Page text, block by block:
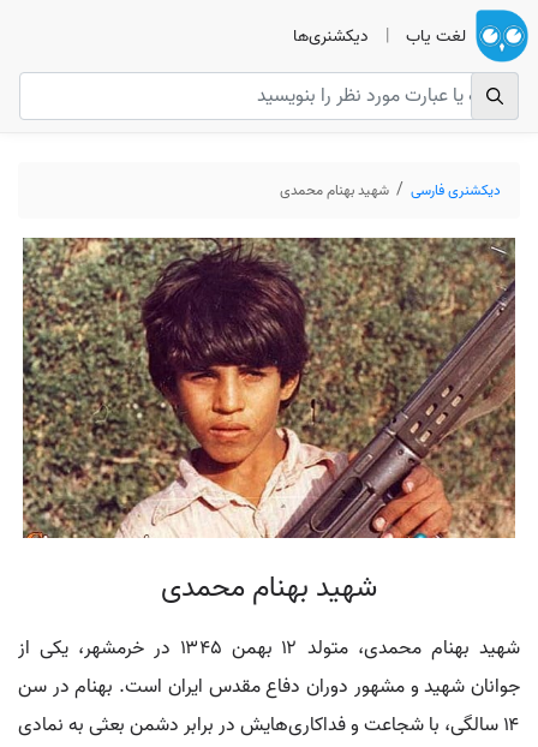
لغت یاب | دیکشنری‌ها
دیکشنری فارسی شهید بهنام محمدی
شهید بهنام محمدی
شهید بهنام محمدی، متولد ۱۲ بهمن ۱۳۴۵ در خرمشهر، یکی از
جوانان شهید و مشهور دوران دفاع مقدس ایران است. بهنام در سن
۱۴ سالگی، با شجاعت و فداکاری‌هایش در برابر دشمن بعثی به نمادی